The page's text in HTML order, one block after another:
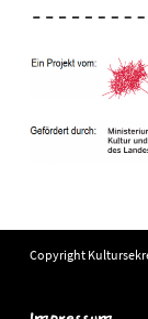
Copyright